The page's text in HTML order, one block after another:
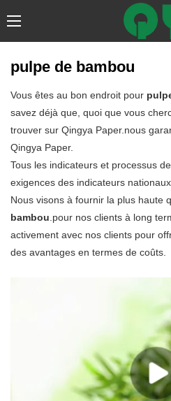
pulpe de bambou
Vous êtes au bon endroit pour
savez déjà que, quoi que vous
trouver sur Qingya Paper.nous
Qingya Paper.
Tous les indicateurs et processus
exigences des indicateurs
Nous visons à fournir la plus haute
bambou.pour nos clients à long
activement avec nos clients pour
des avantages en termes de coûts.